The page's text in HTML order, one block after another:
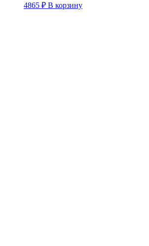
4865 ₽ В корзину